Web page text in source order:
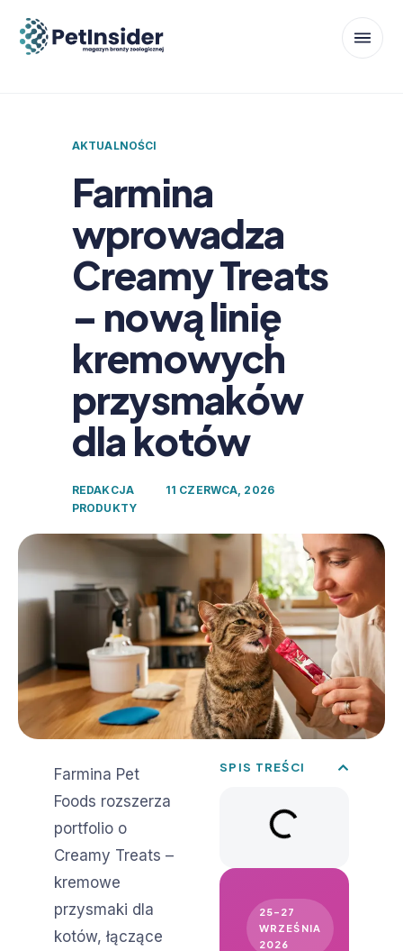
AKTUALNOŚCI
Farmina
wprowadza
Creamy Treats
– nową linię
kremowych
przysmaków
dla kotów
REDAKCJA
11 CZERWCA, 2026
PRODUKTY
Farmina Pet
Foods rozszerza
portfolio o
Creamy Treats –
kremowe
przysmaki dla
kotów, łączące
SPIS TREŚCI
25–27
WRZEŚNIA
2026